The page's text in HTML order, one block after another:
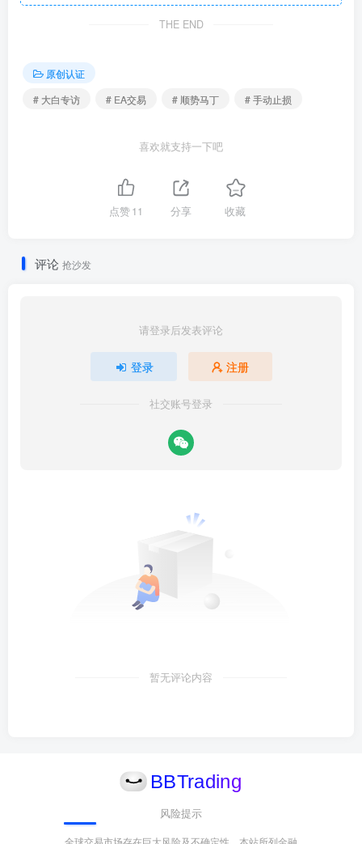
我和我爱人一直以来总觉得自己缺点钱，缺的不是那几万几
十万，缺的是那通向自由和提前退休的“小小目标”。看似年
那么多，未来还会有小孩、家里老人会生病、哪一天行业可
能不景气…这些都是我们的不安全感来源。
当然也可以享受当下，但既然有能力、有机会，那尝试一番
我认为作为一个普通人，没有什么生意头脑的人，
交易则可以兼顾二者，当拥有一个
能性是驱使我做交易的动力。
02.家人的博弈：老婆比我更激进
我看你连开LMAX和港卡都用了嫂子的身份，看来是“夫妻店”
如果真的一把亏了个大的（毕竟你说过经常砍几千刀），你
对本金的风控一向非常严格，我爱人反而是希望我用更多本
（大白备注：这里并无价值观引导，应理性看待高杠杆，因
03.硬核策略：顺势马丁的秘密
THE END
原创认证
# 大白专访
# EA交易 # 顺势马丁 # 手动止损
喜欢就支持一下吧
点赞11 分享 收藏
评论 抢沙发
请登录后发表评论
登录 注册
社交账号登录
暂无评论内容
风险提示
全球交易市场存在巨大风险及不确定性。本站所列金融